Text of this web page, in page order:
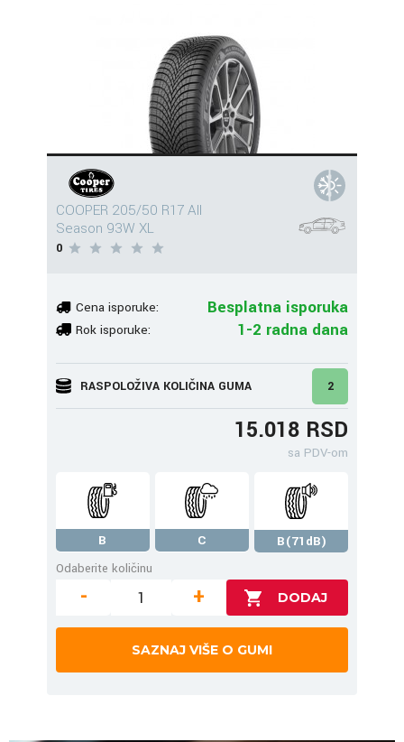
COOPER 205/50 R17 All
Season 93W XL
0
Cena isporuke: Besplatna isporuka
Rok isporuke: 1-2 radna dana
RASPOLOŽIVA KOLIČINA GUMA 2
15.018 RSD
sa PDV-om
B C
B(71dB)
Odaberite količinu
- +
SAZNAJ VIŠE O GUMI